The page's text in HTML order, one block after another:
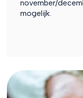
november/
mogelijk.